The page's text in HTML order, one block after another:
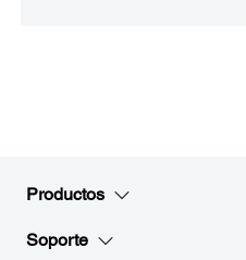
Productos
Soporte